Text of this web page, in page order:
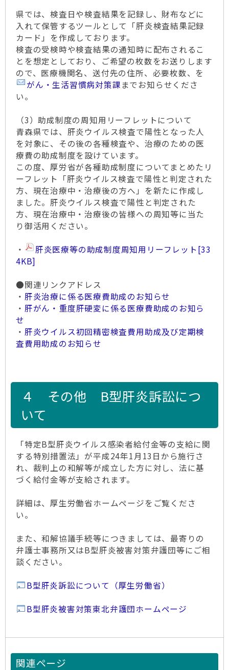
県では、検査日や検査結果を記録し、財布などに
入れて保管するツールとして「肝炎検査結果記録
カード」を作成しております。
検査の受検時や検査結果の通知時に配布されるこ
とを想定としており、ご希望の枚数をお送りします
ので、医療機関名、送付先の住所、必要枚数、を
がん・生活習慣病対策課 までお知らせくださ
い。
（3）助成制度の周知用リーフレットについて
青森県では、肝炎ウイルス検査で陽性となった人
を対象に、その後の各種検査や、治療のための医
療費の助成制度を設けています。
この度、厚労省が各種助成制度についてまとめたリ
ーフレット「肝炎ウイルス検査で陽性と判定された
方、現在治療中・治療後の方へ」を新たに作成し
ました。肝炎ウイルス検査で陽性と判定された
方、現在治療中・治療後の皆様への周知等に当た
り御活用ください。
・
肝炎医療等の助成制度周知用リーフレット[33
4KB]
●関連リンクアドレス
・ 肝炎治療に係る医療費助成のお知らせ
・ 肝がん・重度肝硬変に係る医療費助成のお知ら
せ
・ 肝炎ウイルス初回精密検査費用助成及び定期検
査費用助成のお知らせ
４ その他 B型肝炎訴訟につ
いて
「特定B型肝炎ウイルス感染者給付金等の支給に関
する特別措置法」が平成24年1月13日から施行さ
れ、裁判上の和解等が成立した方に対し、法に基
づく給付金等が支給されます。
詳細は、厚生労働省ホームページをご覧くださ
い。
また、和解協議手続等につきましては、最寄りの
弁護士事務所又はB型肝炎被害対策弁護団等にご相
談ください。
B型肝炎訴訟について（厚生労働省）
B型肝炎被害対策東北弁護団ホームページ
関連ページ